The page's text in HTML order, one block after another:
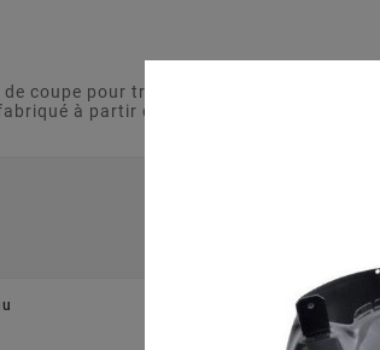
de coupe pour tracteur tondeuse de 72
à partir d'un matériau solide et
Nouveau